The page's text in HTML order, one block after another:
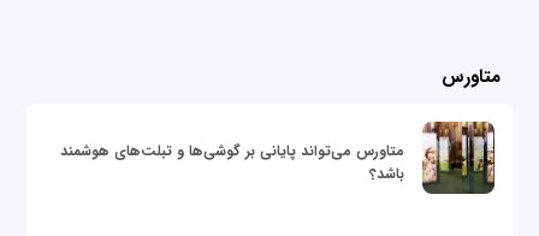
متاورس
متاورس می‌تواند پایانی بر گوشی‌ها و تبلت‌های هوشمند
باشد؟